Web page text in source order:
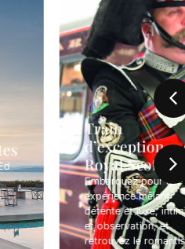
d’exception
Royal Scotsman
Embarquez pour une
expérience mêlant
détente et luxe, intimité
et observation, et
retrouvez le romantisme